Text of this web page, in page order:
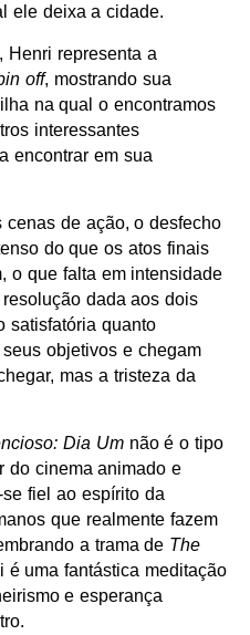
ele deixa a cidade.
Henri representa a
off, mostrando sua
na qual o encontramos
interessantes
encontrar em sua
cenas de ação, o desfecho
do que os atos finais
o que falta em intensidade
dada aos dois
satisfatória quanto
objetivos e chegam
mas a tristeza da
Dia Umnão é o tipo
do cinema animado e
fiel ao espírito da
que realmente fazem
a trama de The
é uma fantástica meditação
e esperança